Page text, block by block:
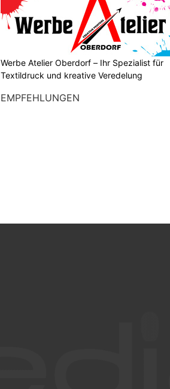
Werbe Atelier Oberdorf – Ihr Spezialist für
Textildruck und kreative Veredelung
EMPFEHLUNGEN